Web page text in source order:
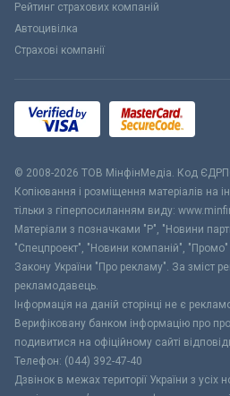
Рейтинг страхових компаній
Автоцивілка
Страхові компанії
© 2008-2026 ТОВ МiнфiнМедiа. Код
Копіювання і розміщення матеріалів на
тільки з гіперпосиланням виду:
Матеріали з позначками "Р", "Новини
"Спецпроект", "Новини компаній",
Закону України "Про рекламу". За зміст
рекламодавець.
Інформація на даній сторінці не є
Верифіковану банком інформацію про
подивитися на офіційному сайті
Телефон: (044) 392-47-40
Дзвінок в межах території України з усіх